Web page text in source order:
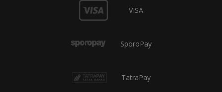
VISA
SporoPay
TatraPay